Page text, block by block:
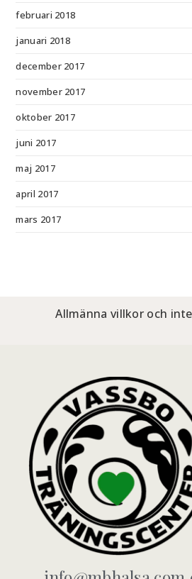
februari 2018
januari 2018
december 2017
november 2017
oktober 2017
juni 2017
maj 2017
april 2017
mars 2017
Allmänna villkor och